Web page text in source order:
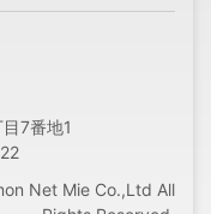
7番地1
Net Mie Co.,Ltd All